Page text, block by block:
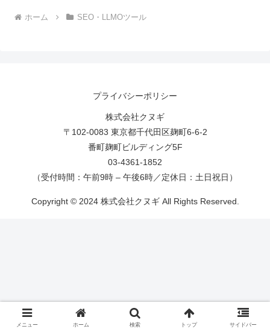
ホーム SEO・LLMOツール
プライバシーポリシー
株式会社クヌギ
〒102-0083 東京都千代田区麹町6-6-2
番町麹町ビルディング5F
03-4361-1852
（受付時間：午前9時 – 午後6時／定休日：土日祝日）
Copyright © 2024 株式会社クヌギ All Rights Reserved.
メニュー ホーム 検索 トップ サイドバー